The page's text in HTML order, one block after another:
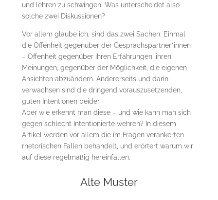
und lehren zu schwingen. Was unterscheidet also
solche zwei Diskussionen?
Vor allem glaube ich, sind das zwei Sachen: Einmal
die Offenheit gegenüber der Gesprächspartner*innen
– Offenheit gegenüber ihren Erfahrungen, ihren
Meinungen, gegenüber der Möglichkeit, die eigenen
Ansichten abzuändern. Andererseits und darin
verwachsen sind die dringend vorauszusetzenden,
guten Intentionen beider.
Aber wie erkennt man diese – und wie kann man sich
gegen schlecht Intentionierte wehren? In diesem
Artikel werden vor allem die im Fragen verankerten
rhetorischen Fallen behandelt, und erörtert warum wir
auf diese regelmäßig hereinfallen.
Alte Muster